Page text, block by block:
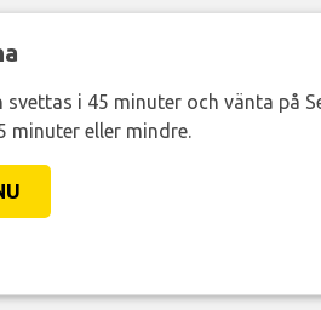
svettas i 45 minuter och vänta på
minuter eller mindre.